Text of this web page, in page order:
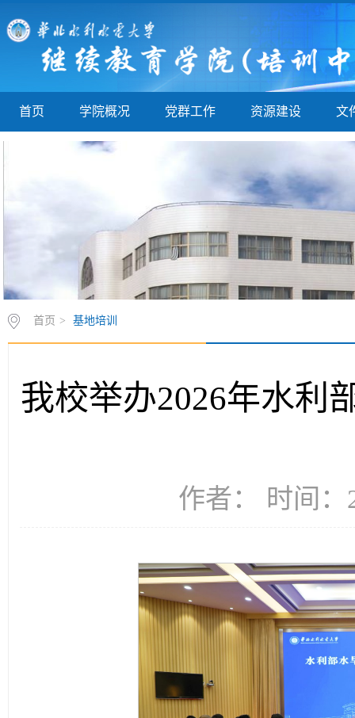
首页 学院概况 党群工作 资源建设 文
首页 > 基地培训
我校举办2026年水利
作者： 时间：